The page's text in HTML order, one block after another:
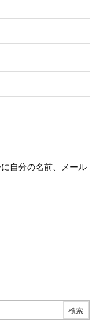
自分の名前、メール